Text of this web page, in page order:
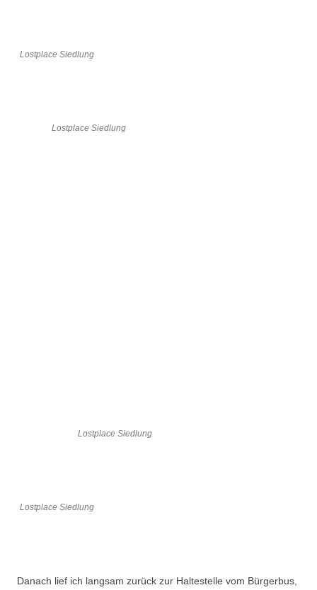
Lostplace Siedlung
Lostplace Siedlung
Lostplace Siedlung
Lostplace Siedlung
Danach lief ich langsam zurück zur Haltestelle vom Bürgerbus,